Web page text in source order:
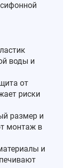
воды и
от
риски
размер и
монтаж в
и